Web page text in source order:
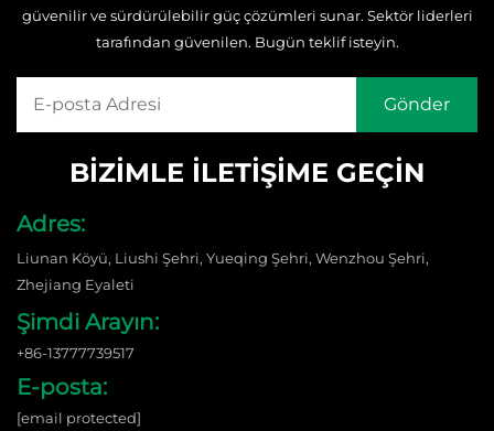
güvenilir ve sürdürülebilir güç çözümleri sunar. Sektör liderleri
tarafından güvenilen. Bugün teklif isteyin.
BIZIMLE İLETIŞIME GEÇIN
Adres:
Liunan Köyü, Liushi Şehri, Yueqing Şehri, Wenzhou Şehri,
Zhejiang Eyaleti
Şimdi Arayın:
+86-13777739517
E-posta:
[email protected]